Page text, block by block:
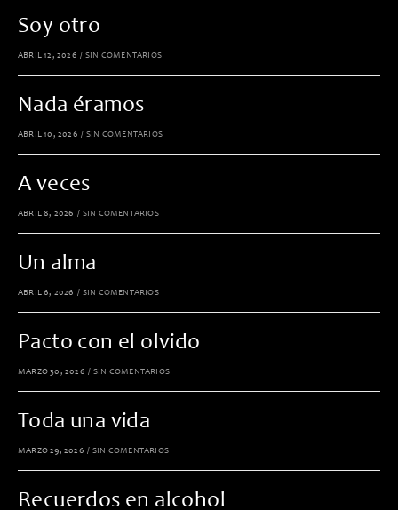
Soy otro
ABRIL 12, 2026 / SIN COMENTARIOS
Nada éramos
ABRIL 10, 2026 / SIN COMENTARIOS
A veces
ABRIL 8, 2026 / SIN COMENTARIOS
Un alma
ABRIL 6, 2026 / SIN COMENTARIOS
Pacto con el olvido
MARZO 30, 2026 / SIN COMENTARIOS
Toda una vida
MARZO 29, 2026 / SIN COMENTARIOS
Recuerdos en alcohol